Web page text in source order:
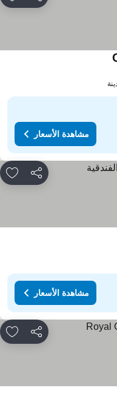
مشاهدة الأسعار
مشاهدة الأسعار
مشاركة
مشاهدة الأسعار
مشاركة